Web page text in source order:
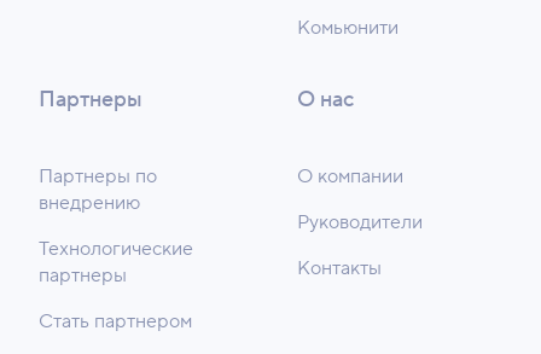
Комьюнити
Партнеры
Партнеры по
внедрению
Технологические
партнеры
Стать партнером
О нас
О компании
Руководители
Контакты